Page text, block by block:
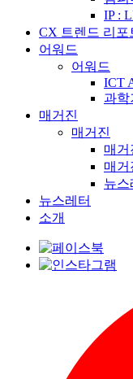
IP :
CX 트렌드 리포
어워드
어워드
ICT
과학
매거진
매거진
매거
매거
뉴스
뉴스레터
소개